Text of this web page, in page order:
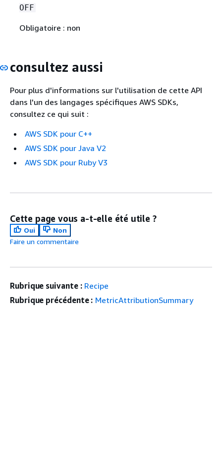
OFF
Obligatoire : non
consultez aussi
Pour plus d'informations sur l'utilisation de cette API
dans l'un des langages spécifiques AWS SDKs,
consultez ce qui suit :
AWS SDK pour C++
AWS SDK pour Java V2
AWS SDK pour Ruby V3
Cette page vous a-t-elle été utile ?
Oui
Non
Faire un commentaire
Rubrique suivante : Recipe
Rubrique précédente : MetricAttributionSummary